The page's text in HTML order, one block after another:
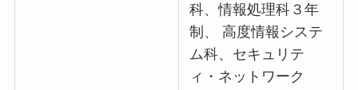
科、情報処理科３年
制、 高度情報システ
ム科、セキュリテ
ィ・ネットワーク